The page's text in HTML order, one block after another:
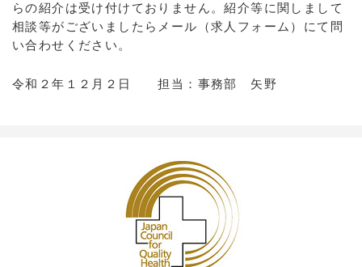
らの紹介は受け付けておりません。紹介等に関しまして
相談等がございましたらメール（求人フォーム）にて問
い合わせください。
令和２年１２月２日 担当：事務部 矢野